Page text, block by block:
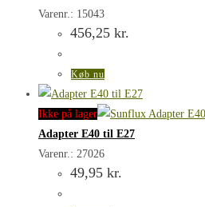
Varenr.: 15043
456,25 kr.
Køb nu
Ikke på lager
Adapter E40 til E27
Varenr.: 27026
49,95 kr.